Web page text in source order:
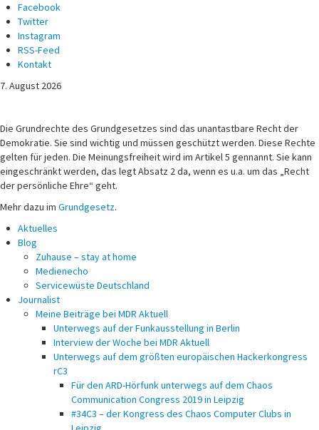
Facebook
Twitter
Instagram
RSS-Feed
Kontakt
7. August 2026
Michael Voß
Journalist und Christ
Die Grundrechte des Grundgesetzes sind das unantastbare Recht der
Demokratie. Sie sind wichtig und müssen geschützt werden. Diese Rechte
gelten für jeden. Die Meinungsfreiheit wird im Artikel 5 gennannt. Sie kann
eingeschränkt werden, das legt Absatz 2 da, wenn es u.a. um das „Recht
der persönliche Ehre“ geht.
Mehr dazu im Grundgesetz.
Aktuelles
Blog
Zuhause – stay at home
Medienecho
Servicewüste Deutschland
Journalist
Meine Beiträge bei MDR Aktuell
Unterwegs auf der Funkausstellung in Berlin
Interview der Woche bei MDR Aktuell
Unterwegs auf dem größten europäischen Hackerkongress
rC3
Für den ARD-Hörfunk unterwegs auf dem Chaos
Communication Congress 2019 in Leipzig
#34C3 – der Kongress des Chaos Computer Clubs in